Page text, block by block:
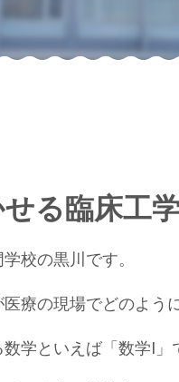
せる臨床工
校の黒川です。
療の現場でどのよう
学といえば「数学Ⅰ」